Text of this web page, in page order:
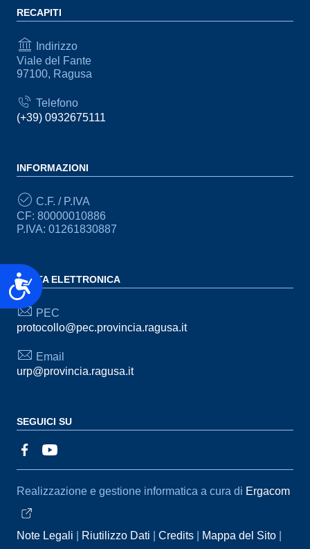
Accessibilità
RECAPITI
Indirizzo
Viale del Fante
97100, Ragusa
Telefono
(+39) 0932675111
INFORMAZIONI
C.F. / P.IVA
CF: 80000010886
P.IVA: 01261830887
POSTA ELETTRONICA
PEC
protocollo@pec.provincia.ragusa.it
Email
urp@provincia.ragusa.it
SEGUICI SU
Sezione Link Utili
Realizzazione e gestione informatica a cura di Ergacom
Note Legali Riutilizzo Dati Credits Mappa del Sito